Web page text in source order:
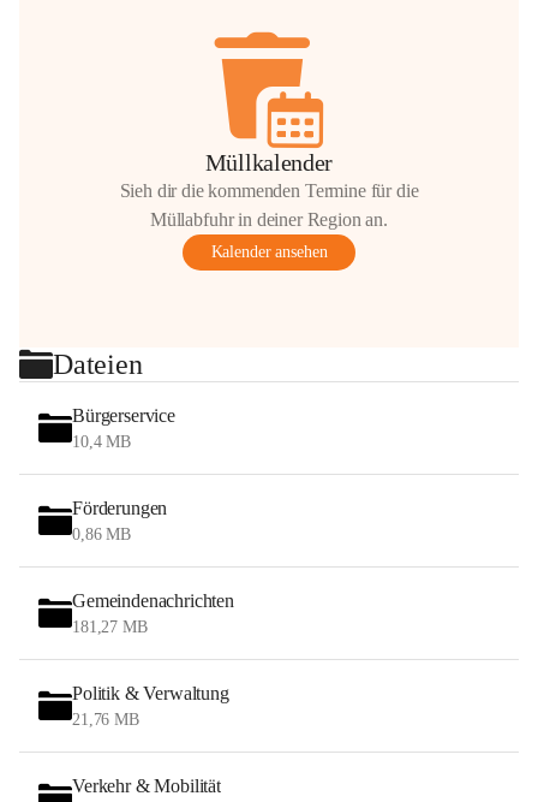
Müllkalender
Sieh dir die kommenden Termine für die
Müllabfuhr in deiner Region an.
Kalender ansehen
Dateien
Bürgerservice
10,4 MB
Förderungen
0,86 MB
Gemeindenachrichten
181,27 MB
Politik & Verwaltung
21,76 MB
Verkehr & Mobilität